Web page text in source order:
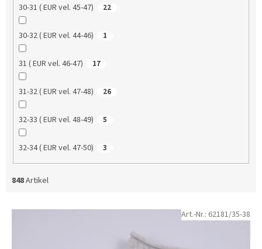
30-31 ( EUR vel. 45-47) 22
30-32 ( EUR vel. 44-46) 1
31 ( EUR vel. 46-47) 17
31-32 ( EUR vel. 47-48) 26
32-33 ( EUR vel. 48-49) 5
32-34 ( EUR vel. 47-50) 3
848Artikel
Art.-Nr.: 62181/35-38